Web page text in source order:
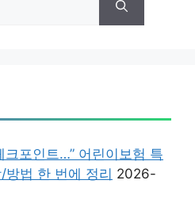
크포인트…” 어린이보험 특
법 한 번에 정리 2026-